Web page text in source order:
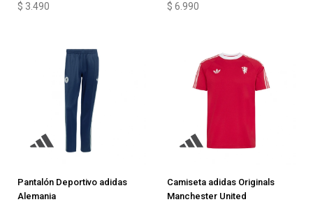
$ 3.490 $ 6.990
Pantalón Deportivo adidas
Alemania
Camiseta adidas Originals
Manchester United